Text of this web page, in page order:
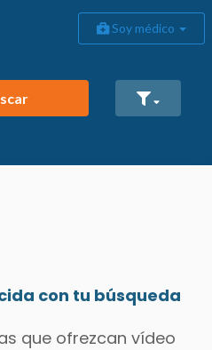
Soy médico
con tu búsqueda
que ofrezcan vídeo